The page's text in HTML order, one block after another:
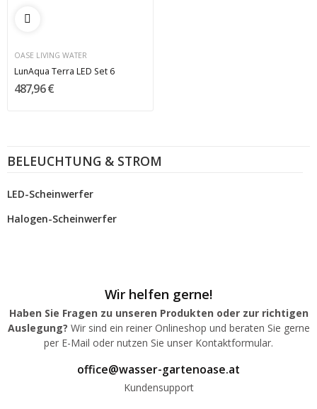
BELEUCHTUNG & STROM
LED-Scheinwerfer
Halogen-Scheinwerfer
OASE LIVING WATER
LunAqua Terra LED Set 6
487,96 €
Wir helfen gerne!
Haben Sie Fragen zu unseren Produkten oder zur richtigen
Auslegung? Wir sind ein reiner Onlineshop und beraten Sie gerne
per E-Mail oder nutzen Sie unser Kontaktformular.
office@wasser-gartenoase.at
Kundensupport